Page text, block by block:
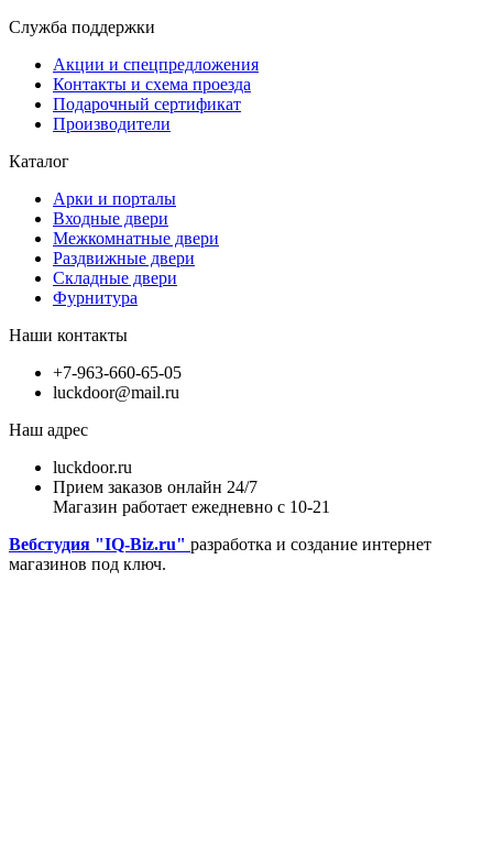
Служба поддержки
Акции и спецпредложения
Контакты и схема проезда
Подарочный сертификат
Производители
Каталог
Арки и порталы
Входные двери
Межкомнатные двери
Раздвижные двери
Складные двери
Фурнитура
Наши контакты
+7-963-660-65-05
luckdoor@mail.ru
Наш адрес
luckdoor.ru
Прием заказов онлайн 24/7
Магазин работает ежедневно с 10-21
Вебстудия "IQ-Biz.ru" разработка и создание интернет
магазинов под ключ.